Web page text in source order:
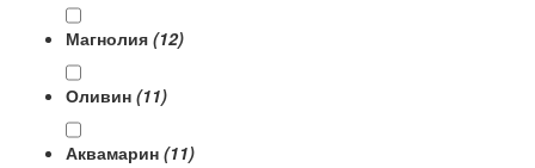
Магнолия (12)
Оливин (11)
Аквамарин (11)